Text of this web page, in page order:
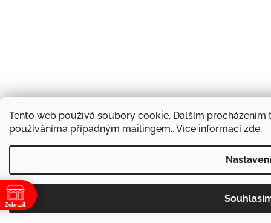
Tento web používá soubory cookie. Dalším
používáníma případným mailingem.. Více informací zde.
Zobrazit